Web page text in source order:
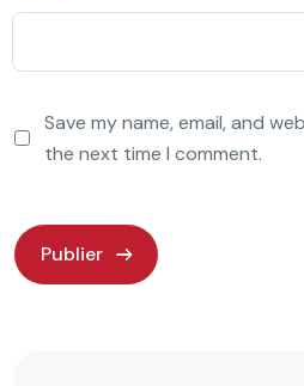
Save my name, email, and
the next time I comment.